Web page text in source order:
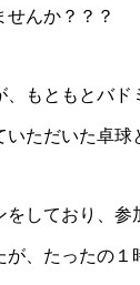
んか？？？
もともとバド
いただいた卓
しており、
が、たったの